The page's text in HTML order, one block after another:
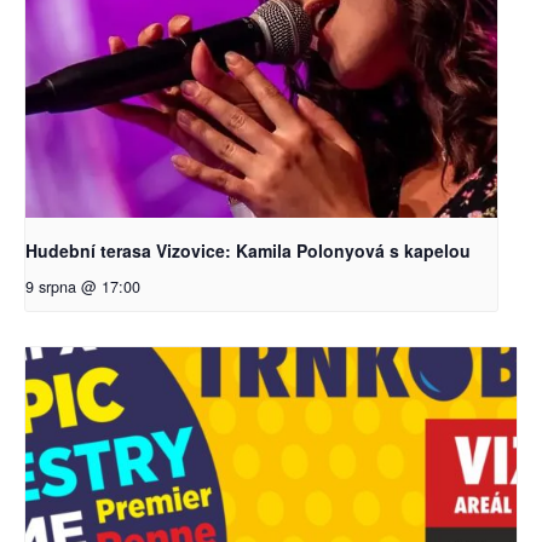
Hudební terasa Vizovice: Kamila Polonyová s kapelou
9 srpna @ 17:00